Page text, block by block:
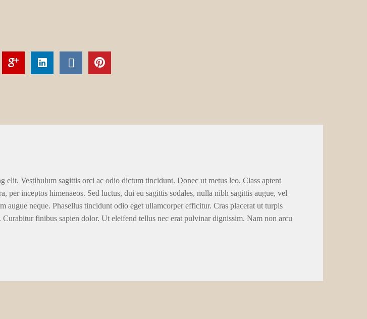
elit. Vestibulum sagittis orci ac odio dictum tincidunt. Donec ut metus leo. Class aptent
per inceptos himenaeos. Sed luctus, dui eu sagittis sodales, nulla nibh sagittis augue, vel
augue neque. Phasellus tincidunt odio eget ullamcorper efficitur. Cras placerat ut turpis
Curabitur finibus sapien dolor. Ut eleifend tellus nec erat pulvinar dignissim. Nam non arcu